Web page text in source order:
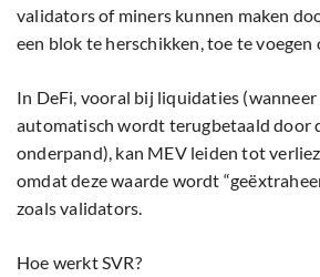
validators of miners kunnen maken
een blok te herschikken, toe te voegen
In DeFi, vooral bij liquidaties (wanneer
automatisch wordt terugbetaald door
onderpand), kan MEV leiden tot
omdat deze waarde wordt
zoals validators.
Hoe werkt SVR?